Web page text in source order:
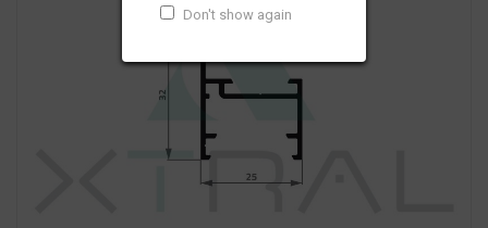
Don't show again